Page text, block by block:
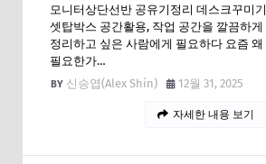
모니터상단선반 공유기정리 데스크꾸미기
셋탑박스 공간활용, 작업 공간을 깔끔하게
정리하고 싶은 사람에게 필요하다 요즘 왜
필요한가…
신승엽(Alex Shin)
12월 31, 2025
자세한 내용 보기